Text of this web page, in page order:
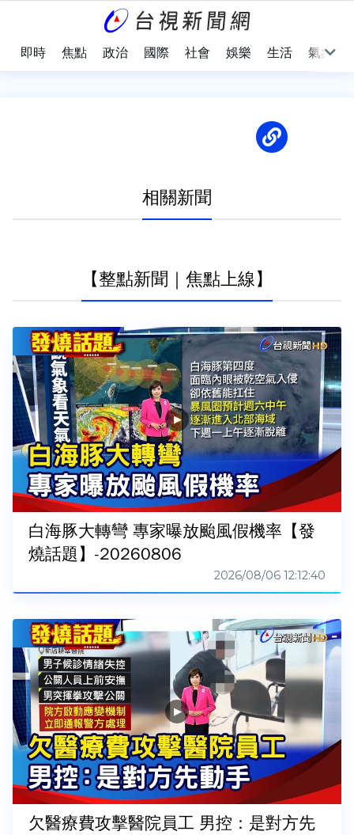
即時 焦點 政治 國際 社會 娛樂 生活 氣象
相關新聞
【整點新聞｜焦點上線】
白海豚大轉彎 專家曝放颱風假機率【發
燒話題】-20260806
2026/08/06 12:12:40
欠醫療費攻擊醫院員工 男控：是對方先